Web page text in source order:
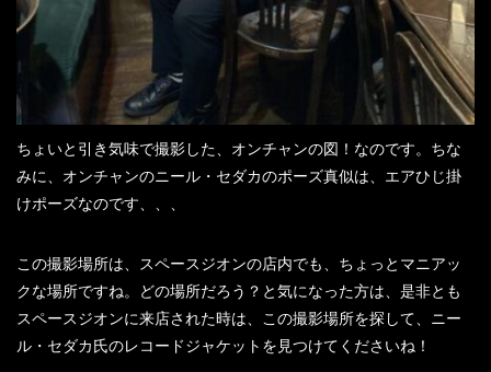
ちょいと引き気味で撮影した、オンチャンの図！なのです。ちな
みに、オンチャンのニール・セダカのポーズ真似は、エアひじ掛
けポーズなのです、、、
この撮影場所は、スペースジオンの店内でも、ちょっとマニアッ
クな場所ですね。どの場所だろう？と気になった方は、是非とも
スペースジオンに来店された時は、この撮影場所を探して、ニー
ル・セダカ氏のレコードジャケットを見つけてくださいね！